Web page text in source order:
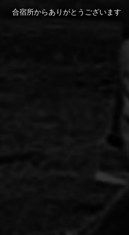
合宿所からありがとうございます